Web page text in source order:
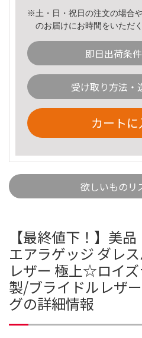
※土・日・祝日の注文の場合
のお届けにお時間をいただ
即日出荷条
受け取り方法・
カートに
欲しいものリ
【最終値下！】美
エアラゲッジ ダレ
レザー 極上☆ロイ
製/ブライドルレザ
グの詳細情報